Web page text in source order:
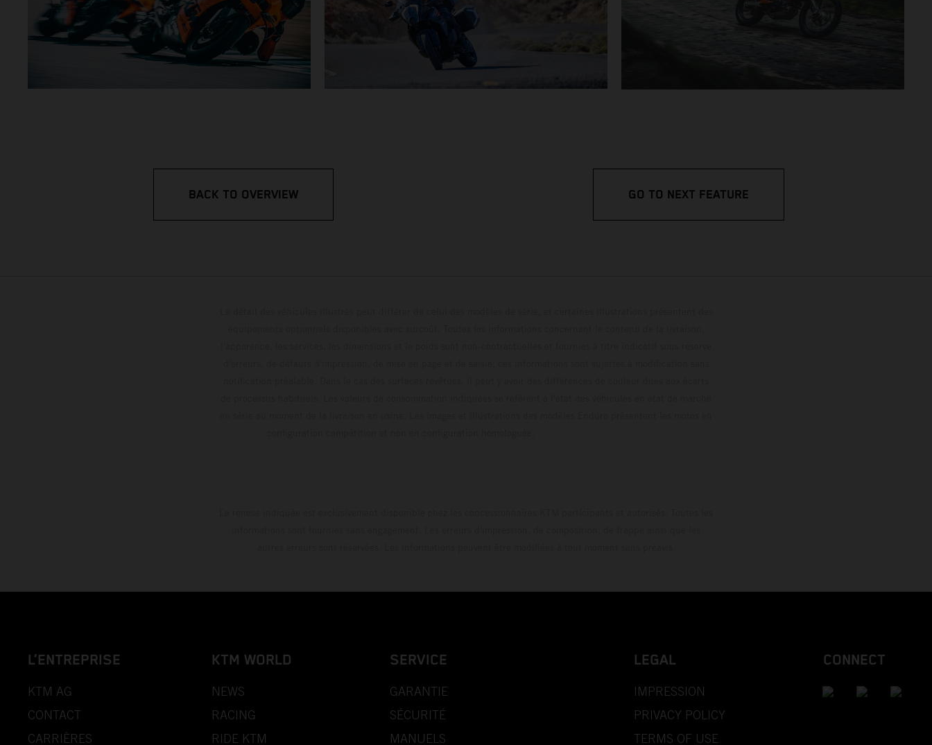
BACK TO OVERVIEW GO TO NEXT FEATURE
L’ENTREPRISE
KTM AG
CONTACT
CARRIÈRES
KTM WORLD
NEWS
RACING
RIDE KTM
SERVICE
GARANTIE
SÉCURITÉ
MANUELS
LEGAL
IMPRESSION
PRIVACY POLICY
TERMS OF USE
CONNECT